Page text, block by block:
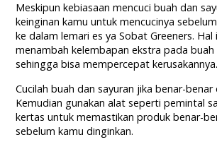
Meskipun kebiasaan mencuci buah dan
keinginan kamu untuk mencucinya
ke dalam lemari es ya Sobat Greeners. Hal
menambah kelembapan ekstra pada buah
sehingga bisa mempercepat kerusakannya.
Cucilah buah dan sayuran jika benar-benar
Kemudian gunakan alat seperti pemintal
kertas untuk memastikan produk benar-
sebelum kamu dinginkan.